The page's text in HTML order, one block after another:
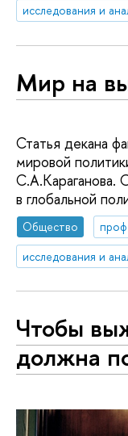
исследования и
Мир на
Статья декана
мировой
С.А.Караганова.
в глобальной
Общество
исследования и
Чтобы
должна